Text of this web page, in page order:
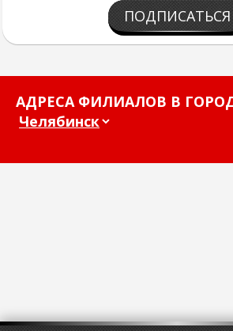
ПОДПИСАТЬСЯ
АДРЕСА ФИЛИАЛОВ В